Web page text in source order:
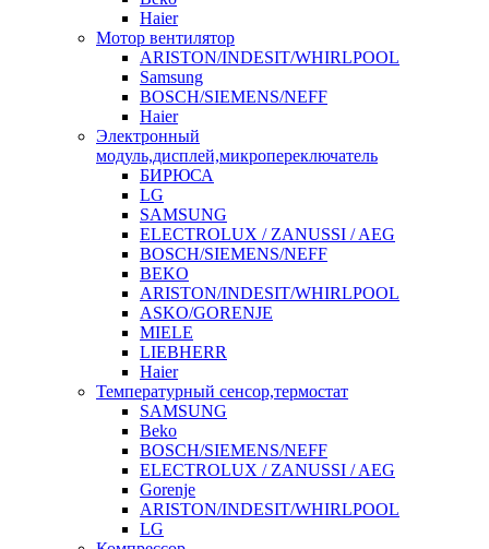
Haier
Мотор вентилятор
ARISTON/INDESIT/WHIRLPOOL
Samsung
BOSCH/SIEMENS/NEFF
Haier
Электронный
модуль,дисплей,микропереключатель
БИРЮСА
LG
SAMSUNG
ELECTROLUX / ZANUSSI / AEG
BOSCH/SIEMENS/NEFF
BEKO
ARISTON/INDESIT/WHIRLPOOL
ASKO/GORENJE
MIELE
LIEBHERR
Haier
Температурный сенсор,термостат
SAMSUNG
Beko
BOSCH/SIEMENS/NEFF
ELECTROLUX / ZANUSSI / AEG
Gorenje
ARISTON/INDESIT/WHIRLPOOL
LG